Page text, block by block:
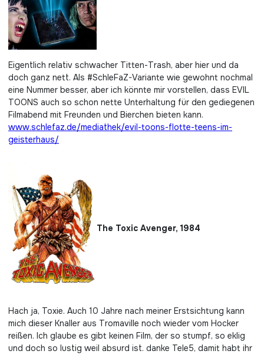
Eigentlich relativ schwacher Titten-Trash, aber hier und da
doch ganz nett. Als #SchleFaZ-Variante wie gewohnt nochmal
eine Nummer besser, aber ich könnte mir vorstellen, dass EVIL
TOONS auch so schon nette Unterhaltung für den gediegenen
Filmabend mit Freunden und Bierchen bieten kann.
www.schlefaz.de/mediathek/evil-toons-flotte-teens-im-
geisterhaus/
The Toxic Avenger, 1984
Hach ja, Toxie. Auch 10 Jahre nach meiner Erstsichtung kann
mich dieser Knaller aus Tromaville noch wieder vom Hocker
reißen. Ich glaube es gibt keinen Film, der so stumpf, so eklig
und doch so lustig weil absurd ist. danke Tele5, damit habt ihr